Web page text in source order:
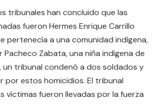
tribunales han concluido que las
fueron Hermes Enrique Carrillo
pertenecía a una comunidad indígena,
Pacheco Zabata, una niña indígena de
un tribunal condenó a dos soldados y
por estos homicidios. El tribunal
víctimas fueron llevadas por la fuerza